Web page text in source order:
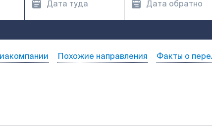
Похожие направления Факты о